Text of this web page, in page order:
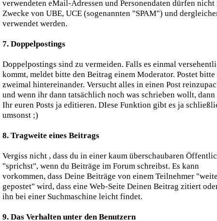
verwendeten eMail-Adressen und Personendaten dürfen nicht
Zwecke von UBE, UCE (sogenannten "SPAM") und
verwendet werden.
7. Doppelpostings
Doppelpostings sind zu vermeiden. Falls es einmal
kommt, meldet bitte den Beitrag einem Moderator. Postet
zweimal hintereinander. Versucht alles in einen Post
und wenn ihr dann tatsächlich noch was schrieben wollt,
Ihr euren Posts ja editieren. DIese Funktion gibt es ja
umsonst ;)
8. Tragweite eines Beitrags
Vergiss nicht , dass du in einer kaum überschaubaren
"sprichst", wenn du Beiträge im Forum schreibst. Es kann
vorkommen, dass Deine Beiträge von einem Teilnehmer
gepostet" wird, dass eine Web-Seite Deinen Beitrag zitiert
ihn bei einer Suchmaschine leicht findet.
9. Das Verhalten unter den Benutzern